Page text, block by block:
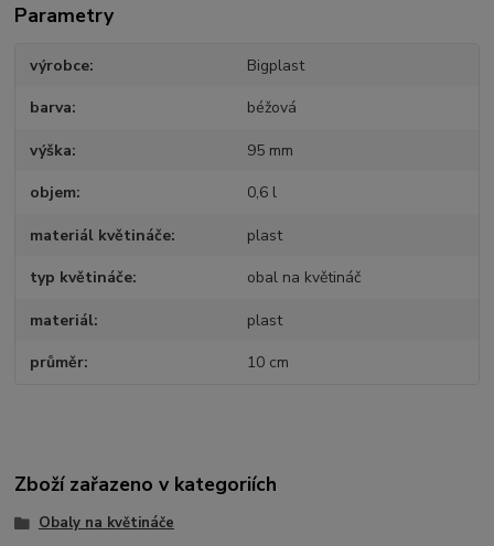
Parametry
výrobce Bigplast
barva béžová
výška 95 mm
objem 0,6 l
materiál květináče plast
typ květináče obal na květináč
materiál plast
průměr 10 cm
Zboží zařazeno v kategoriích
Obaly na květináče